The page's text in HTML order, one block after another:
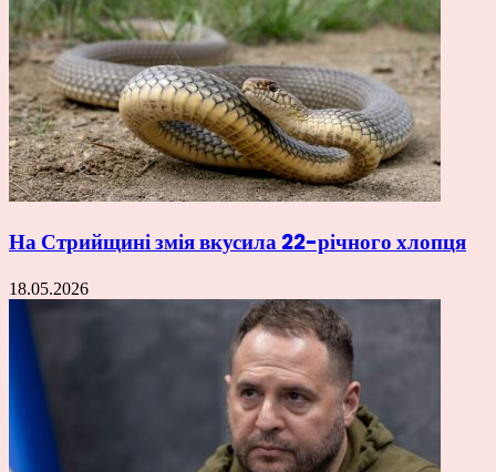
На Стрийщині змія вкусила 22-річного хлопця
18.05.2026